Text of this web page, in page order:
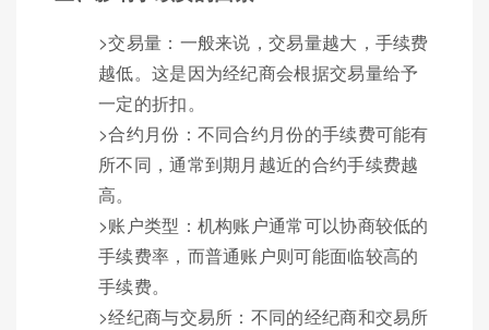
>交易量：一般来说，交易量越大，手续费
越低。这是因为经纪商会根据交易量给予
一定的折扣。
>合约月份：不同合约月份的手续费可能有
所不同，通常到期月越近的合约手续费越
高。
>账户类型：机构账户通常可以协商较低的
手续费率，而普通账户则可能面临较高的
手续费。
>经纪商与交易所：不同的经纪商和交易所